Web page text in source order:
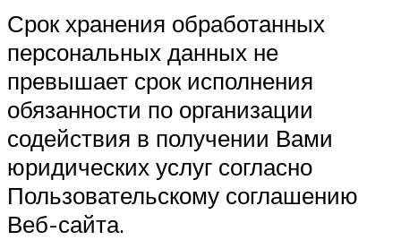
Срок хранения обработанных
персональных данных не
превышает срок исполнения
обязанности по организации
содействия в получении Вами
юридических услуг согласно
Пользовательскому соглашению
Веб-сайта.